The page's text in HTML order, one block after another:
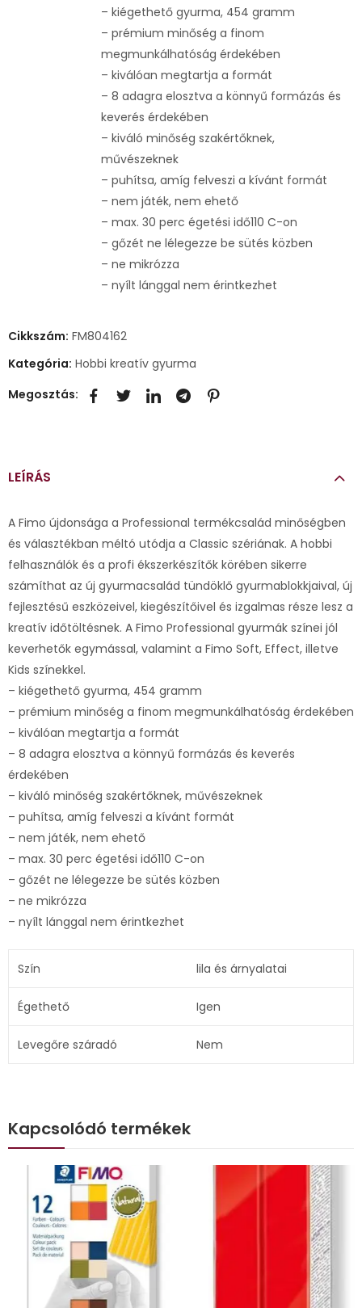
– kiégethető gyurma, 454 gramm
– prémium minőség a finom
megmunkálhatóság érdekében
– kiválóan megtartja a formát
– 8 adagra elosztva a könnyű formázás és
keverés érdekében
– kiváló minőség szakértőknek,
művészeknek
– puhítsa, amíg felveszi a kívánt formát
– nem játék, nem ehető
– max. 30 perc égetési idő110 C-on
– gőzét ne lélegezze be sütés közben
– ne mikrózza
– nyílt lánggal nem érintkezhet
Cikkszám: FM804162
Kategória: Hobbi kreatív gyurma
Megosztás:
LEÍRÁS
A Fimo újdonsága a Professional termékcsalád minőségben
és választékban méltó utódja a Classic szériának. A hobbi
felhasználók és a profi ékszerkészítők körében sikerre
számíthat az új gyurmacsalád tündöklő gyurmablokkjaival, új
fejlesztésű eszközeivel, kiegészítőivel és izgalmas része lesz a
kreatív időtöltésnek. A Fimo Professional gyurmák színei jól
keverhetők egymással, valamint a Fimo Soft, Effect, illetve
Kids színekkel.
– kiégethető gyurma, 454 gramm
– prémium minőség a finom megmunkálhatóság érdekében
– kiválóan megtartja a formát
– 8 adagra elosztva a könnyű formázás és keverés
érdekében
– kiváló minőség szakértőknek, művészeknek
– puhítsa, amíg felveszi a kívánt formát
– nem játék, nem ehető
– max. 30 perc égetési idő110 C-on
– gőzét ne lélegezze be sütés közben
– ne mikrózza
– nyílt lánggal nem érintkezhet
Szín lila és árnyalatai
Égethető Igen
Levegőre száradó Nem
Kapcsolódó termékek